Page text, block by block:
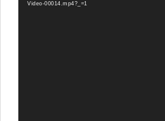
Video-00014.mp4?_=1